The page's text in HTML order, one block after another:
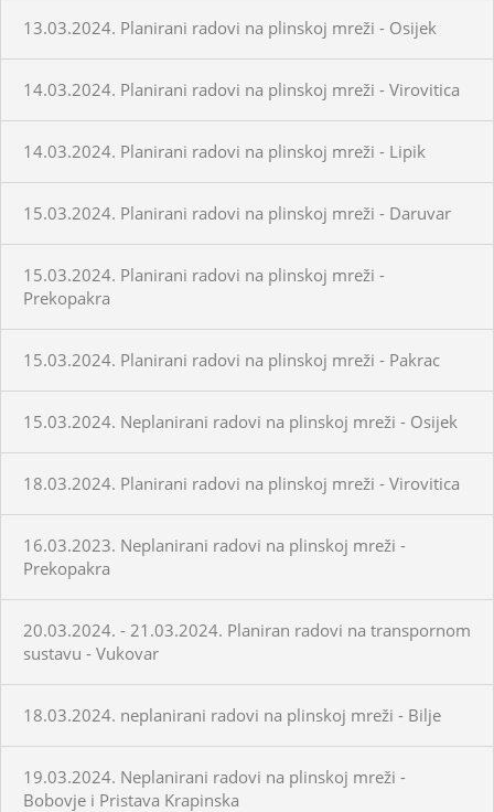
13.03.2024. Planirani radovi na plinskoj mreži - Osijek
14.03.2024. Planirani radovi na plinskoj mreži - Virovitica
14.03.2024. Planirani radovi na plinskoj mreži - Lipik
15.03.2024. Planirani radovi na plinskoj mreži - Daruvar
15.03.2024. Planirani radovi na plinskoj mreži -
Prekopakra
15.03.2024. Planirani radovi na plinskoj mreži - Pakrac
15.03.2024. Neplanirani radovi na plinskoj mreži - Osijek
18.03.2024. Planirani radovi na plinskoj mreži - Virovitica
16.03.2023. Neplanirani radovi na plinskoj mreži -
Prekopakra
20.03.2024. - 21.03.2024. Planiran radovi na transpornom
sustavu - Vukovar
18.03.2024. neplanirani radovi na plinskoj mreži - Bilje
19.03.2024. Neplanirani radovi na plinskoj mreži -
Bobovje i Pristava Krapinska